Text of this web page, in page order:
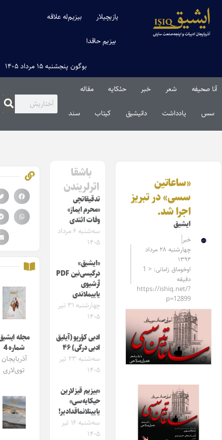
یازیچیلار بیزیم‌له علاقه
بیزیم حاقدا
بوگون پنجشنبه ۱۵ مرداد ۱۴۰۵
صحیفه حئکایه مقاله‌
یادداشت دانیشیق کیتاب
«ساعاتین
سسی» در تبریز
اجرا شد.
ایشیق
خبر
چهارشنبه ۲۸ مرداد
۱۳۹۴
اوخوماق زامانی: < 1
دقیقه
https://ishiq.net/?
p=12899
باشقا
اثرلریندن
تدقیقاتچی
«محرم ایماز»
وفات ائتدی
سه‌شنبه ۶ مرداد
۱۴۰۵
«ایشیق»
درگیسی‌نین PDF
آرشیوی
یاییملاندی
چهارشنبه ۳۱ تیر
۱۴۰۵
ادبی کؤرپو (آیلیق
ادبی درگی) ۴۶
سه‌شنبه ۲۳ تیر
۱۴۰۵
«بیزیم قیزلارین
حیکایه‌سی»
یایینلانماقدادیر!
سه‌شنبه ۱۶ تیر
۱۴۰۵
مجله ایشیق
شماره 4
آذربایجان
توی‌لاری